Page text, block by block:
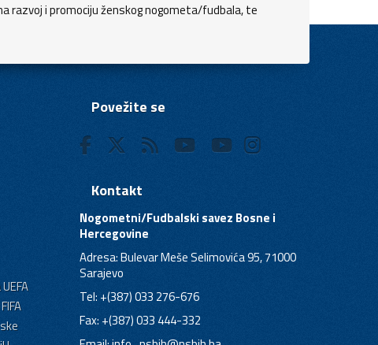
razvoj i promociju ženskog nogometa/fudbala, te
Povežite se
Kontakt
Nogometni/Fudbalski savez Bosne i
Hercegovine
Adresa: Bulevar Meše Selimovića 95, 71000
Sarajevo
Tel: +(387) 033 276-676
Fax: +(387) 033 444-332